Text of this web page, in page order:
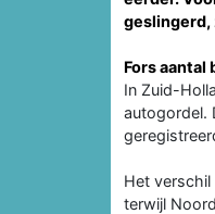
geslingerd,
Fors aantal
In Zuid-
autogordel.
Het
terwijl